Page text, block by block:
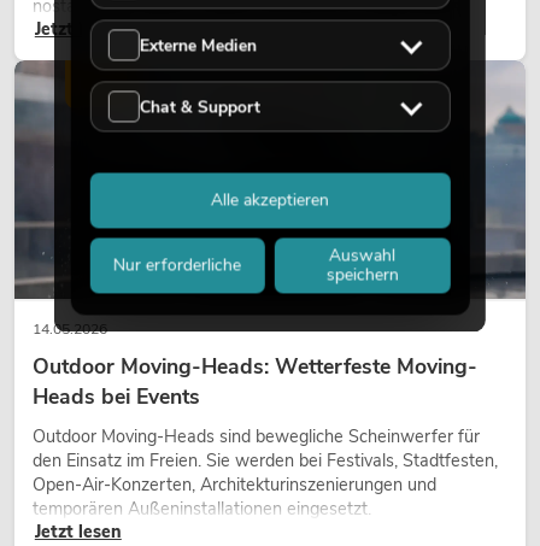
nostalgischer Effekt, sondern ein bewusst eingesetztes
Gestaltungsmittel: Es schafft Atmosphäre, gibt Szenen
Charakter und kann technische LED-Setups emotionaler
wirken lassen.
Jetzt lesen
14.05.2026
Outdoor Moving-Heads: Wetterfeste Moving-
Heads bei Events
Outdoor Moving-Heads sind bewegliche Scheinwerfer für
den Einsatz im Freien. Sie werden bei Festivals, Stadtfesten,
Open-Air-Konzerten, Architekturinszenierungen und
temporären Außeninstallationen eingesetzt.
Jetzt lesen
LICHT
Externe Medien
Chat & Support
Nur erforderliche
Auswahl
speichern
Alle akzeptieren